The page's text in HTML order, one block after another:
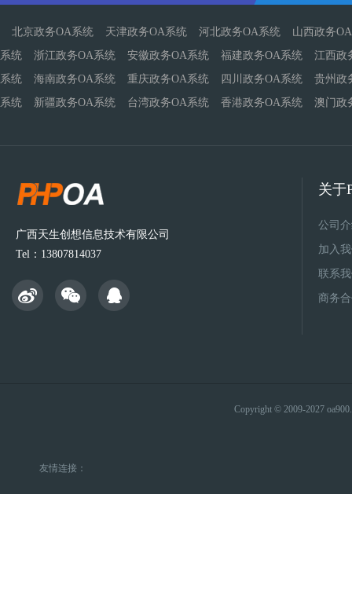
北京政务OA系统 天津政务OA系统 河北政务OA系统
山西政务
系统
浙江政务OA系统 安徽政务OA系统 福建政务OA系统
江西政
系统
海南政务OA系统 重庆政务OA系统 四川政务OA系统
贵州政
系统
新疆政务OA系统 台湾政务OA系统 香港政务OA系统 澳门政
广西天生创想信息技术有限公司
Tel：13807814037
关于
公司
加入
联系
商务
Copyright © 2009-2027
友情连接：